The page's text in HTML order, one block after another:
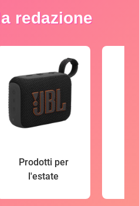
redazione
Prodotti per
l'estate